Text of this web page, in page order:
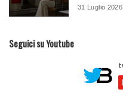
31 Luglio 2026
Seguici su Youtube